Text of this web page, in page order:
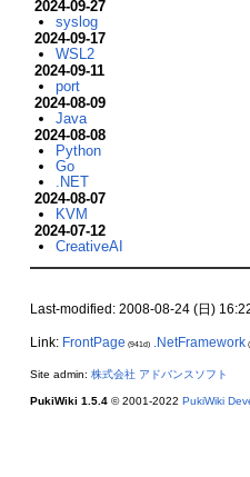
2024-09-27
syslog
2024-09-17
WSL2
2024-09-11
port
2024-08-09
Java
2024-08-08
Python
Go
.NET
2024-08-07
KVM
2024-07-12
CreativeAI
Last-modified: 2008-08-24 (日)
Link: FrontPage (941d) .NetFramework
Site admin: 株式会社 アドバンスソフト
PukiWiki 1.5.4© 2001-2022 PukiWiki